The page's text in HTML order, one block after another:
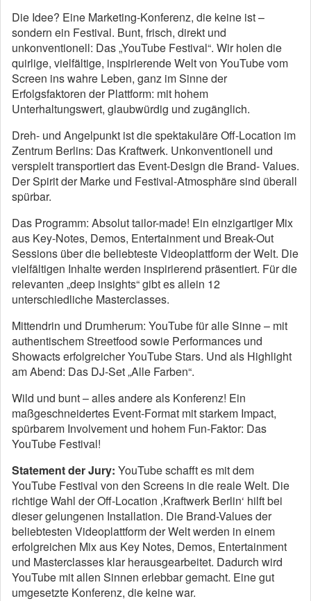
Die Idee? Eine Marketing-Konferenz, die keine ist –
sondern ein Festival. Bunt, frisch, direkt und
unkonventionell: Das „YouTube Festival“. Wir holen die
quirlige, vielfältige, inspirierende Welt von YouTube vom
Screen ins wahre Leben, ganz im Sinne der
Erfolgsfaktoren der Plattform: mit hohem
Unterhaltungswert, glaubwürdig und zugänglich.
Dreh- und Angelpunkt ist die spektakuläre Off-Location im
Zentrum Berlins: Das Kraftwerk. Unkonventionell und
verspielt transportiert das Event-Design die Brand- Values.
Der Spirit der Marke und Festival-Atmosphäre sind überall
spürbar.
Das Programm: Absolut tailor-made! Ein einzigartiger Mix
aus Key-Notes, Demos, Entertainment und Break-Out
Sessions über die beliebteste Videoplattform der Welt. Die
vielfältigen Inhalte werden inspirierend präsentiert. Für die
relevanten „deep insights“ gibt es allein 12
unterschiedliche Masterclasses.
Mittendrin und Drumherum: YouTube für alle Sinne – mit
authentischem Streetfood sowie Performances und
Showacts erfolgreicher YouTube Stars. Und als Highlight
am Abend: Das DJ-Set „Alle Farben“.
Wild und bunt – alles andere als Konferenz! Ein
maßgeschneidertes Event-Format mit starkem Impact,
spürbarem Involvement und hohem Fun-Faktor: Das
YouTube Festival!
Statement der Jury: YouTube schafft es mit dem
YouTube Festival von den Screens in die reale Welt. Die
richtige Wahl der Off-Location ‚Kraftwerk Berlin‘ hilft bei
dieser gelungenen Installation. Die Brand-Values der
beliebtesten Videoplattform der Welt werden in einem
erfolgreichen Mix aus Key Notes, Demos, Entertainment
und Masterclasses klar herausgearbeitet. Dadurch wird
YouTube mit allen Sinnen erlebbar gemacht. Eine gut
umgesetzte Konferenz, die keine war.